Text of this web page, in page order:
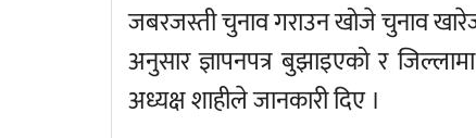
जबरजस्ती चुनाव गराउन खोजे चुनाव
अनुसार ज्ञापनपत्र बुझाइएको र
अध्यक्ष शाहीले जानकारी दिए ।